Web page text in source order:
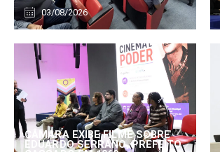
03/08/2026
CÂMARA EXIBE FILME SOBRE
EDUARDO SERRANO, PREFEITO